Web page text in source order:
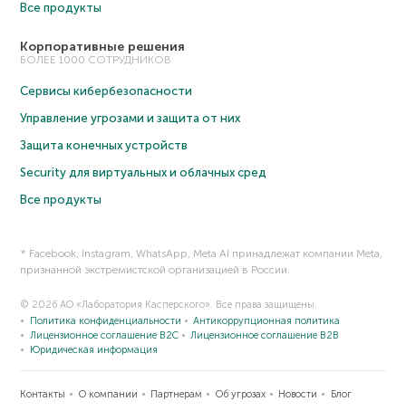
Все продукты
Корпоративные решения
БОЛЕЕ 1000 СОТРУДНИКОВ
Сервисы кибербезопасности
Управление угрозами и защита от них
Защита конечных устройств
Security для виртуальных и облачных сред
Все продукты
* Facebook, Instagram, WhatsApp, Meta AI принадлежат компании Meta,
признанной экстремистской организацией в России.
© 2026 АО «Лаборатория Касперского». Все права защищены.
Политика конфиденциальности
Антикоррупционная политика
Лицензионное соглашение B2C
Лицензионное соглашение B2B
Юридическая информация
Контакты О компании Партнерам Об угрозах Новости Блог